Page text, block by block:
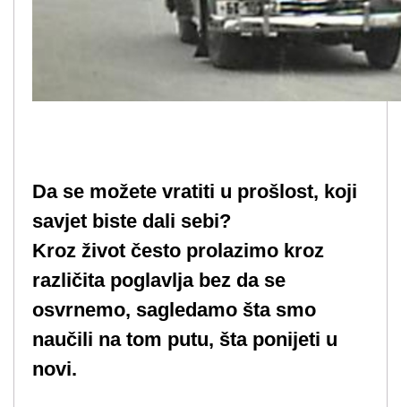
Da se možete vratiti u prošlost, koji
savjet biste dali sebi?
Kroz život često prolazimo kroz
različita poglavlja bez da se
osvrnemo, sagledamo šta smo
naučili na tom putu, šta ponijeti u
novi.